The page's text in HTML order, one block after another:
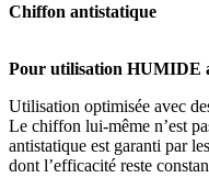
Chiffon antistatique
Pour utilisation HUMIDE
Utilisation optimisée avec
Le chiffon lui-même n’est
antistatique est garanti par
dont l’efficacité reste